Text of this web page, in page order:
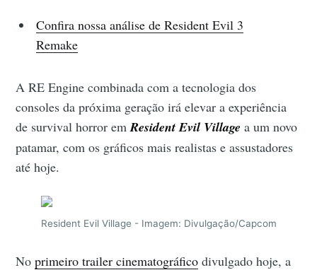
Confira nossa análise de Resident Evil 3
Remake
A RE Engine combinada com a tecnologia dos
consoles da próxima geração irá elevar a experiência
de survival horror emResident Evil Village a um novo
patamar, com os gráficos mais realistas e assustadores
até hoje.
Resident Evil Village - Imagem: Divulgação/Capcom
Noprimeiro trailer cinematográfico divulgado hoje, a